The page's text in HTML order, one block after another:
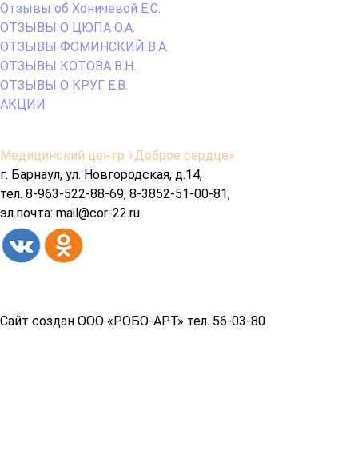
Отзывы об Хоничевой Е.С.
ОТЗЫВЫ О ЦЮПА О.А.
ОТЗЫВЫ ФОМИНСКИЙ В.А.
ОТЗЫВЫ КОТОВА В.Н.
ОТЗЫВЫ О КРУГ Е.В.
АКЦИИ
Содержимое
подвала
Медицинский центр «Доброе сердце»
г. Барнаул, ул. Новгородская, д.14,
тел. 8-963-522-88-69, 8-3852-51-00-81,
эл.почта: mail@cor-22.ru
Сайт создан ООО «РОБО-АРТ» тел. 56-03-80